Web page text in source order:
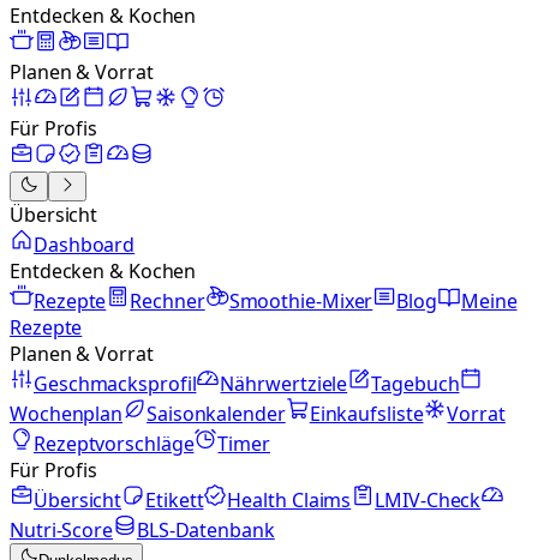
Entdecken & Kochen
Planen & Vorrat
Für Profis
Übersicht
Dashboard
Entdecken & Kochen
Rezepte
Rechner Smoothie-Mixer Blog
Meine
Rezepte
Planen & Vorrat
Geschmacksprofil
Nährwertziele
Tagebuch
Wochenplan
Saisonkalender Einkaufsliste
Vorrat
Rezeptvorschläge
Timer
Für Profis
Übersicht
Etikett Health Claims
LMIV-Check
Nutri-Score
BLS-Datenbank